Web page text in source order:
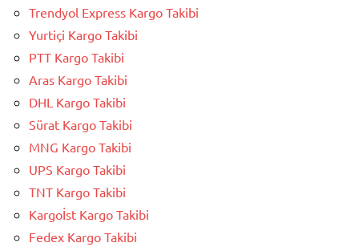
Trendyol Express Kargo Takibi
Yurtiçi Kargo Takibi
PTT Kargo Takibi
Aras Kargo Takibi
DHL Kargo Takibi
Sürat Kargo Takibi
MNG Kargo Takibi
UPS Kargo Takibi
TNT Kargo Takibi
Kargoİst Kargo Takibi
Fedex Kargo Takibi